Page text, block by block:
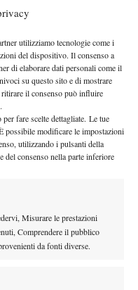
utilizziamo tecnologie come i
del dispositivo. Il consenso a
di elaborare dati personali come il
su questo sito e di mostrare
il consenso può influire
fare scelte dettagliate. Le tue
possibile modificare le impostazioni
utilizzando i pulsanti della
del consenso nella parte inferiore
Misurare le prestazioni
Comprendere il pubblico
da fonti diverse.